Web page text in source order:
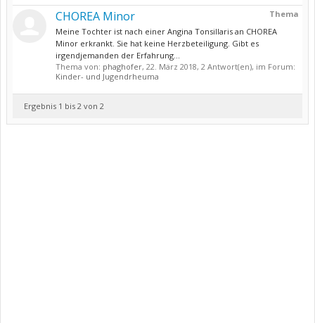
Thema
CHOREA Minor
Meine Tochter ist nach einer Angina Tonsillaris an CHOREA
Minor erkrankt. Sie hat keine Herzbeteiligung. Gibt es
irgendjemanden der Erfahrung...
Thema von: phaghofer, 22. März 2018, 2 Antwort(en), im Forum:
Kinder- und Jugendrheuma
Ergebnis 1 bis 2 von 2